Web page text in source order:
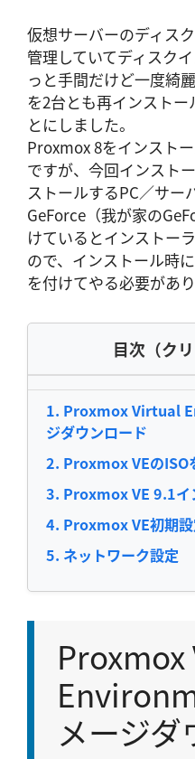
仮想サーバーのディス
管理していてディスク
っと手間だけど一度綺
を2台とも再インストー
とにしました。
Proxmox 8をインスト
ですが、今回インスト
ストールするPC／サー
GeForce（我が家の
けているとインストー
ので、インストール時
を付けてやる必要があり
目次（ク
Proxmox Virtual
ジダウンロード
Proxmox VEのISO
Proxmox VE 9.1イ
Proxmox VE初期
ネットワーク設定
メージダ